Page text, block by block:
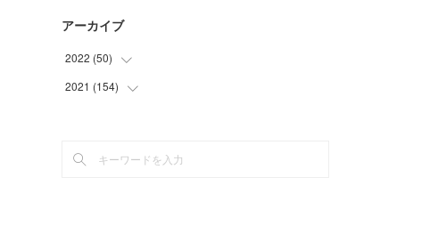
アーカイブ
2022 (50)
(26
2021 (154)
(